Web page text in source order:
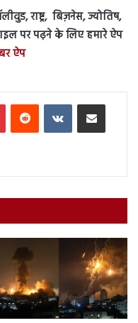
राष्ट्र, बिज़नेस, ज्योतिष,
पर पढ़ने के लिए हमारे ऐप
ऐप
PinterestReddit VKontakteShare via Email